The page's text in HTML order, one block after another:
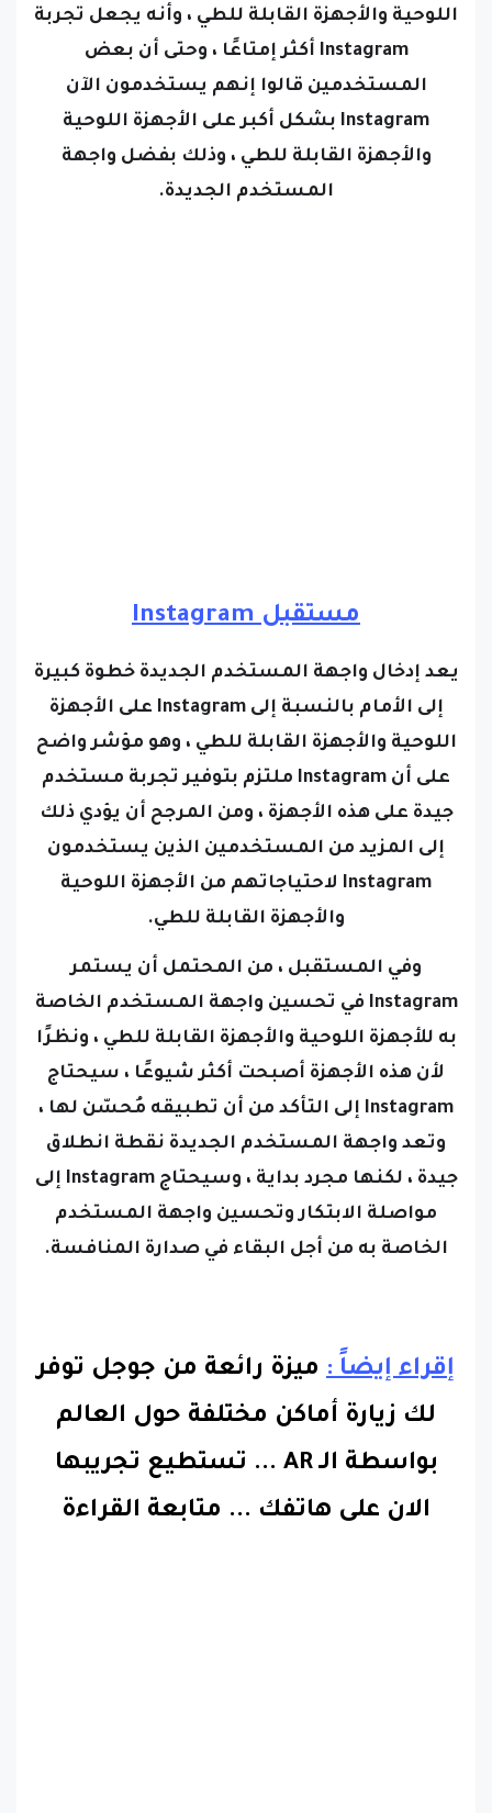
اللوحية والأجهزة القابلة للطي ، وأنه يجعل تجربة
Instagram أكثر إمتاعًا ، وحتى أن بعض
المستخدمين قالوا إنهم يستخدمون الآن
Instagram بشكل أكبر على الأجهزة اللوحية
والأجهزة القابلة للطي ، وذلك بفضل واجهة
المستخدم الجديدة.
مستقبل Instagram
يعد إدخال واجهة المستخدم الجديدة خطوة كبيرة
إلى الأمام بالنسبة إلى Instagram على الأجهزة
اللوحية والأجهزة القابلة للطي ، وهو مؤشر واضح
على أن Instagram ملتزم بتوفير تجربة مستخدم
جيدة على هذه الأجهزة ، ومن المرجح أن يؤدي ذلك
إلى المزيد من المستخدمين الذين يستخدمون
Instagram لاحتياجاتهم من الأجهزة اللوحية
والأجهزة القابلة للطي.
وفي المستقبل ، من المحتمل أن يستمر
Instagram في تحسين واجهة المستخدم الخاصة
به للأجهزة اللوحية والأجهزة القابلة للطي ، ونظرًا
لأن هذه الأجهزة أصبحت أكثر شيوعًا ، سيحتاج
Instagram إلى التأكد من أن تطبيقه مُحسّن لها ،
وتعد واجهة المستخدم الجديدة نقطة انطلاق
جيدة ، لكنها مجرد بداية ، وسيحتاج Instagram إلى
مواصلة الابتكار وتحسين واجهة المستخدم
الخاصة به من أجل البقاء في صدارة المنافسة.
إقراء إيضاً : ميزة رائعة من جوجل توفر
لك زيارة أماكن مختلفة حول العالم
بواسطة الـ AR ... تستطيع تجريبها
الان على هاتفك ... متابعة القراءة